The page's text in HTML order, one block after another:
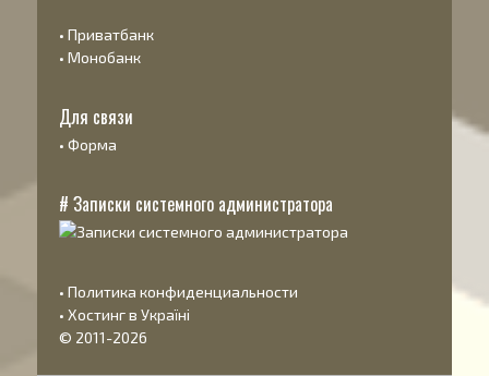
• Приватбанк
• Монобанк
Для связи
• Форма
# Записки системного администратора
• Политика конфиденциальности
• Хостинг в Україні
© 2011-2026